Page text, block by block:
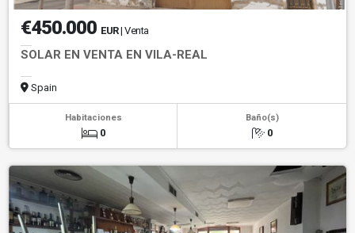
€450.000 EUR| Venta
SOLAR EN VENTA EN VILA-REAL
Spain
Habitaciones
0
Baño(s)
0